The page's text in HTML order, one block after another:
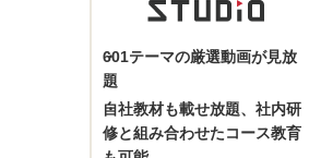
601テーマの厳選動画が見放
題
自社教材も載せ放題、社内研
修と組み合わせたコース教育